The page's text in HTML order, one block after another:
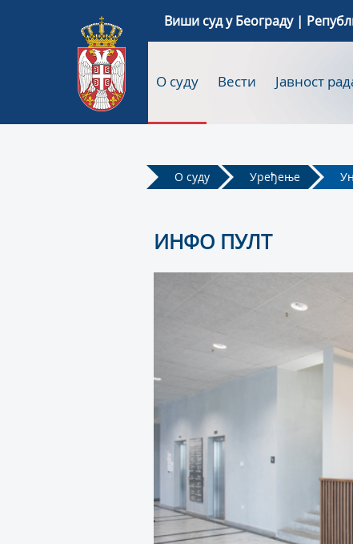
Виши суд у Београду |
О суду Вести Јавност
О суду Уређење
ИНФО ПУЛТ